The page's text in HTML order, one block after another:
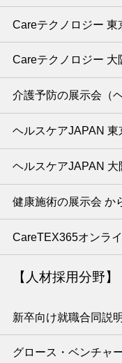
Careテクノロジー 東
Careテクノロジー 大
介護予防の展示会（
ヘルスケアJAPAN 東
ヘルスケアJAPAN 大
健康施術の展示会 か
CareTEX365オンラ
【人材採用分野】
新卒向け就職合同説
グロース・ベンチャ